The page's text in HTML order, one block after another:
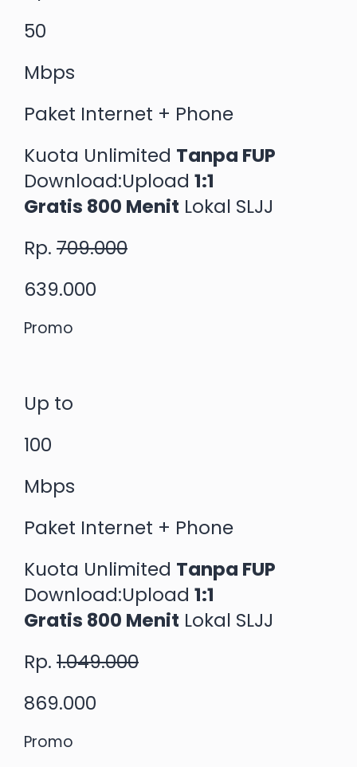
50
Mbps
Paket Internet + Phone
Kuota Unlimited Tanpa FUP
Download:Upload 1:1
Gratis 800 Menit Lokal SLJJ
Rp. 709.000
639.000
Promo
Up to
100
Mbps
Paket Internet + Phone
Kuota Unlimited Tanpa FUP
Download:Upload 1:1
Gratis 800 Menit Lokal SLJJ
Rp. 1.049.000
869.000
Promo